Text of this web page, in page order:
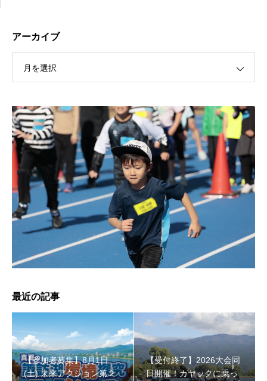
【受付終了】2026大会同日開催！カヤックに乗って諏訪
【受付終了】2026大会同日開催！小学生対象キッズ・ラ
アーカイブ
月を選択
最近の記事
【参加者募集】8月1日
(土) 未来アクション第２
【受付終了】2026大会同
日開催！カヤックに乗っ